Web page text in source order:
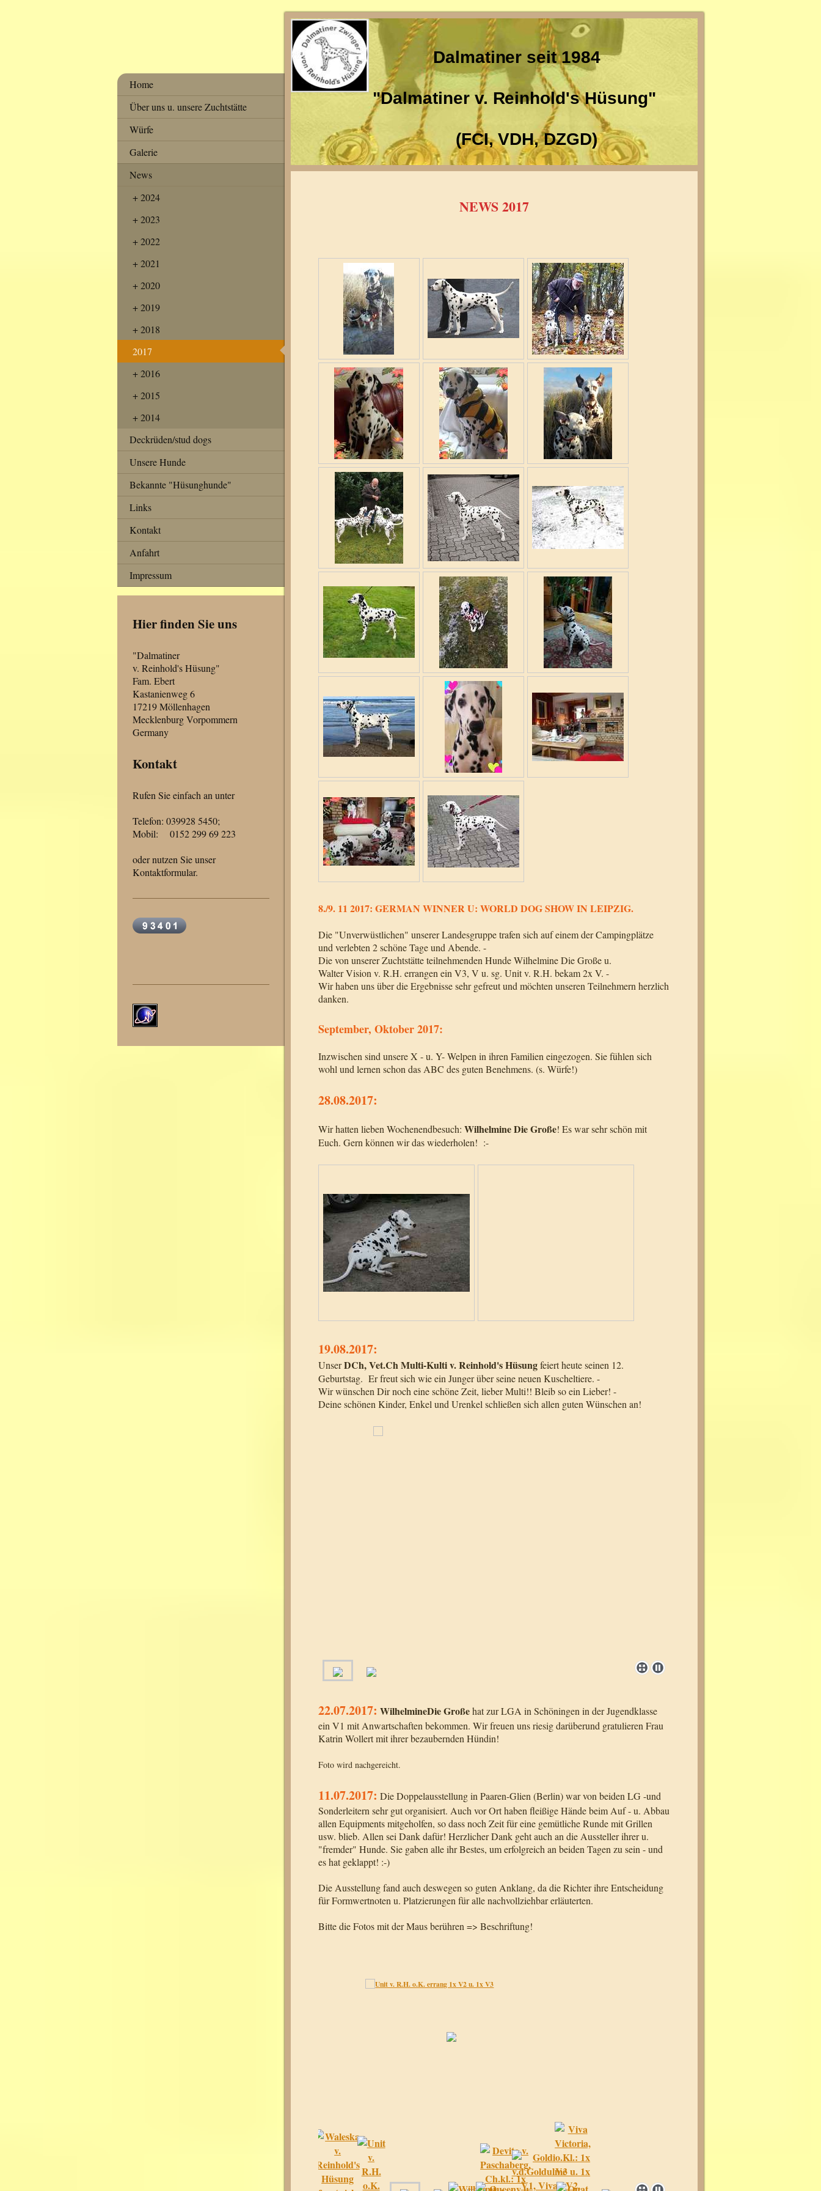
Dalmatiner seit 1984
"Dalmatiner v. Reinhold's Hüsung"
(FCI, VDH, DZGD)
NEWS 2017
8./9. 11 2017: GERMAN WINNER U: WORLD DOG SHOW IN LEIPZIG.
Die "Unverwüstlichen" unserer Landesgruppe trafen sich auf einem der Campingplätze
und verlebten 2 schöne Tage und Abende. -
Die von unserer Zuchtstätte teilnehmenden Hunde Wilhelmine Die Große u.
Walter Vision v. R.H. errangen ein V3, V u. sg. Unit v. R.H. bekam 2x V. -
Wir haben uns über die Ergebnisse sehr gefreut und möchten unseren Teilnehmern herzlich
danken.
September, Oktober 2017:
Inzwischen sind unsere X - u. Y- Welpen in ihren Familien eingezogen. Sie fühlen sich
wohl und lernen schon das ABC des guten Benehmens. (s. Würfe!)
28.08.2017:
Wir hatten lieben Wochenendbesuch: Wilhelmine Die Große! Es war sehr schön mit
Euch. Gern können wir das wiederholen! :-
19.08.2017:
UnserDCh, Vet.Ch Multi-Kulti v. Reinhold's Hüsungfeiert heute seinen 12.
Geburtstag. Er freut sich wie ein Junger über seine neuen Kuscheltiere. -
Wir wünschen Dir noch eine schöne Zeit, lieber Multi!! Bleib so ein Lieber! -
Deine schönen Kinder, Enkel und Urenkel schließen sich allen guten Wünschen an!
22.07.2017: WilhelmineDie Großehat zur LGA in Schöningen in der Jugendklasse
ein V1 mit Anwartschaften bekommen. Wir freuen uns riesig darüberund gratulieren Frau
Katrin Wollert mit ihrer bezaubernden Hündin!
Foto wird nachgereicht.
11.07.2017: Die Doppelausstellung in Paaren-Glien (Berlin) war von beiden LG -und
Sonderleitern sehr gut organisiert. Auch vor Ort haben fleißige Hände beim Auf - u. Abbau
allen Equipments mitgeholfen, so dass noch Zeit für eine gemütliche Runde mit Grillen
usw. blieb. Allen sei Dank dafür! Herzlicher Dank geht auch an die Aussteller ihrer u.
"fremder" Hunde. Sie gaben alle ihr Bestes, um erfolgreich an beiden Tagen zu sein - und
es hat geklappt! :-)
Die Ausstellung fand auch deswegen so guten Anklang, da die Richter ihre Entscheidung
für Formwertnoten u. Platzierungen für alle nachvollziehbar erläuterten.
Bitte die Fotos mit der Maus berühren => Beschriftung!
Home
Über uns u. unsere Zuchtstätte
Würfe
Galerie
News
2024
2023
2022
2021
2020
2019
2018
2017
2016
2015
2014
Deckrüden/stud dogs
Unsere Hunde
Bekannte "Hüsunghunde"
Links
Kontakt
Anfahrt
Impressum
Hier finden Sie uns
"Dalmatiner
v. Reinhold's Hüsung"
Fam. Ebert
Kastanienweg 6
17219 Möllenhagen
Mecklenburg Vorpommern
Germany
Kontakt
Rufen Sie einfach an unter
Telefon: 039928 5450;
Mobil: 0152 299 69 223
oder nutzen Sie unser
Kontaktformular.